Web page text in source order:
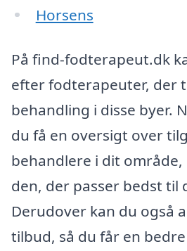
Horsens
På find-fodterapeut.dk
efter fodterapeuter, der
behandling i disse byer.
du få en oversigt over
behandlere i dit
den, der passer bedst til
Derudover kan du også
tilbud, så du får en